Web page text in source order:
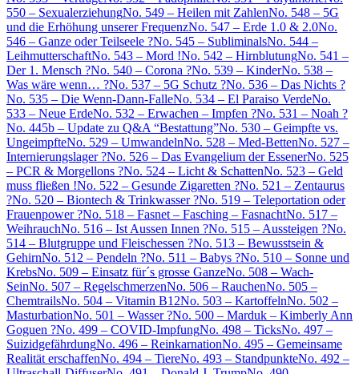
550 – SexualerziehungNo. 549 – Heilen mit ZahlenNo. 548 – 5G
und die Erhöhung unserer FrequenzNo. 547 – Erde 1.0 & 2.0No.
546 – Ganze oder Teilseele ?No. 545 – SubliminalsNo. 544 –
LeihmutterschaftNo. 543 – Mord !No. 542 – HirnblutungNo. 541 –
Der 1. Mensch ?No. 540 – Corona ?No. 539 – KinderNo. 538 –
Was wäre wenn… ?No. 537 – 5G Schutz ?No. 536 – Das Nichts ?
No. 535 – Die Wenn-Dann-FalleNo. 534 – El Paraiso VerdeNo.
533 – Neue ErdeNo. 532 – Erwachen – Impfen ?No. 531 – Noah ?
No. 445b – Update zu Q&A “Bestattung”No. 530 – Geimpfte vs.
UngeimpfteNo. 529 – UmwandelnNo. 528 – Med-BettenNo. 527 –
Internierungslager ?No. 526 – Das Evangelium der EssenerNo. 525
– PCR & Morgellons ?No. 524 – Licht & SchattenNo. 523 – Geld
muss fließen !No. 522 – Gesunde Zigaretten ?No. 521 – Zentaurus
?No. 520 – Biontech & Trinkwasser ?No. 519 – Teleportation oder
Frauenpower ?No. 518 – Fasnet – Fasching – FasnachtNo. 517 –
WeihrauchNo. 516 – Ist Aussen Innen ?No. 515 – Aussteigen ?No.
514 – Blutgruppe und Fleischessen ?No. 513 – Bewusstsein &
GehirnNo. 512 – Pendeln ?No. 511 – Babys ?No. 510 – Sonne und
KrebsNo. 509 – Einsatz für´s grosse GanzeNo. 508 – Wach-
SeinNo. 507 – RegelschmerzenNo. 506 – RauchenNo. 505 –
ChemtrailsNo. 504 – Vitamin B12No. 503 – KartoffelnNo. 502 –
MasturbationNo. 501 – Wasser ?No. 500 – Marduk – Kimberly Ann
Goguen ?No. 499 – COVID-ImpfungNo. 498 – TicksNo. 497 –
SuizidgefährdungNo. 496 – ReinkarnationNo. 495 – Gemeinsame
Realität erschaffenNo. 494 – TiereNo. 493 – StandpunkteNo. 492 –